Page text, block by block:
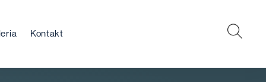
Kontakt